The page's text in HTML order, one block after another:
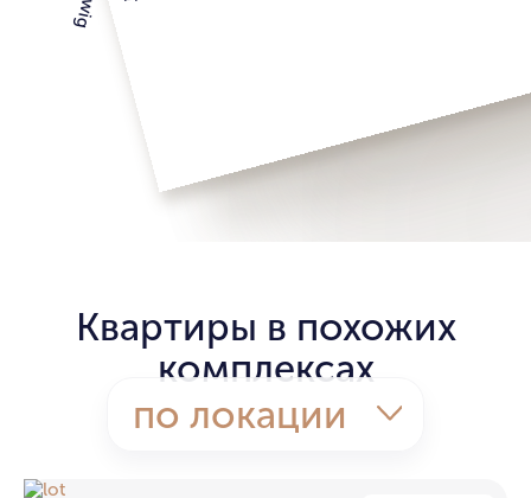
Квартиры в похожих
комплексах
по локации